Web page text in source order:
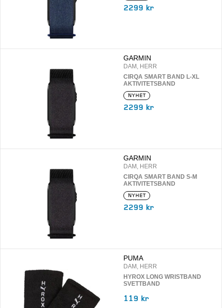
2299 kr
GARMIN
DAM, HERR
CIRQA SMART BAND L-XL
AKTIVITETSBAND
NYHET
2299 kr
GARMIN
DAM, HERR
CIRQA SMART BAND S-M
AKTIVITETSBAND
NYHET
2299 kr
PUMA
DAM, HERR
HYROX LONG WRISTBAND
SVETTBAND
119 kr